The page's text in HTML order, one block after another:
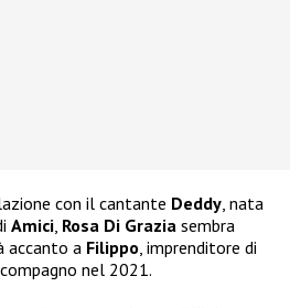
con il cantante Deddy, nata
Amici, Rosa Di Grazia sembra
accanto a Filippo, imprenditore di
nel 2021.